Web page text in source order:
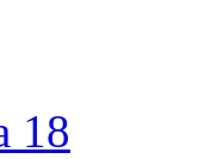
18